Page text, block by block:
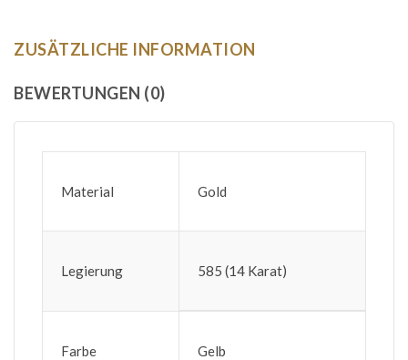
ZUSÄTZLICHE INFORMATION
BEWERTUNGEN (0)
Material Gold
Legierung 585 (14 Karat)
Farbe Gelb